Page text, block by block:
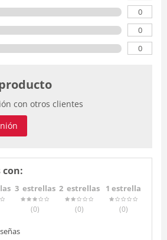
0
0
0
con otros clientes
con:
3 estrellas
(0)
2 estrellas
(0)
1 estrella
(0)